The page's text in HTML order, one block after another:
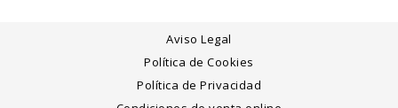
Aviso Legal
Política de Cookies
Política de Privacidad